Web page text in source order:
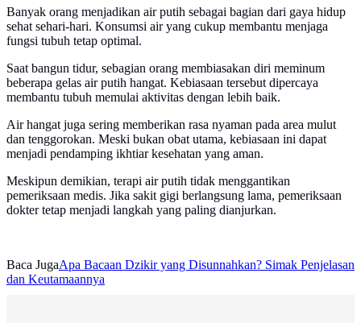
Banyak orang menjadikan air putih sebagai bagian dari gaya hidup
sehat sehari-hari. Konsumsi air yang cukup membantu menjaga
fungsi tubuh tetap optimal.
Saat bangun tidur, sebagian orang membiasakan diri meminum
beberapa gelas air putih hangat. Kebiasaan tersebut dipercaya
membantu tubuh memulai aktivitas dengan lebih baik.
Air hangat juga sering memberikan rasa nyaman pada area mulut
dan tenggorokan. Meski bukan obat utama, kebiasaan ini dapat
menjadi pendamping ikhtiar kesehatan yang aman.
Meskipun demikian, terapi air putih tidak menggantikan
pemeriksaan medis. Jika sakit gigi berlangsung lama, pemeriksaan
dokter tetap menjadi langkah yang paling dianjurkan.
Baca JugaApa Bacaan Dzikir yang Disunnahkan? Simak Penjelasan
dan Keutamaannya